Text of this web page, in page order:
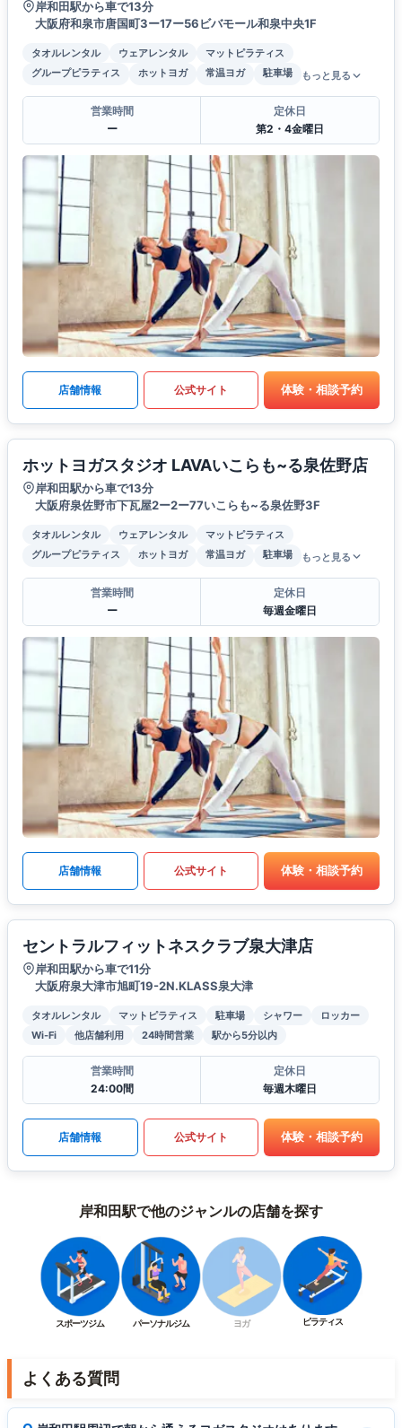
岸和田駅から車で13分
大阪府和泉市唐国町3ー17ー56ビバモール和泉中央1F
タオルレンタル ウェアレンタル
マットピラティス
グループピラティス
ホットヨガ 常温ヨガ 駐車場 もっと見る
営業時間
ー
定休日
第2・4金曜日
店舗情報 公式サイト 体験・相談予約
ホットヨガスタジオ LAVAいこらも~る泉佐野店
岸和田駅から車で13分
大阪府泉佐野市下瓦屋2ー2ー77いこらも~る泉佐野3F
タオルレンタル ウェアレンタル
マットピラティス
グループピラティス
ホットヨガ 常温ヨガ 駐車場 もっと見る
営業時間
ー
定休日
毎週金曜日
店舗情報 公式サイト 体験・相談予約
セントラルフィットネスクラブ泉大津店
岸和田駅から車で11分
大阪府泉大津市旭町19-2N.KLASS泉大津
タオルレンタル マットピラティス 駐車場 シャワー
ロッカー
Wi-Fi
他店舗利用 24時間営業 駅から5分以内
営業時間
24:00間
定休日
毎週木曜日
店舗情報 公式サイト 体験・相談予約
岸和田駅で他のジャンルの店舗を探す
スポーツジム パーソナルジム ヨガ ピラティス
よくある質問